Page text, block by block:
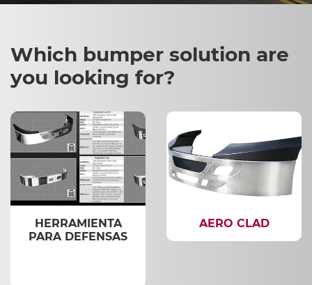
Which bumper solution are
you looking for?
HERRAMIENTA
PARA DEFENSAS
AERO CLAD